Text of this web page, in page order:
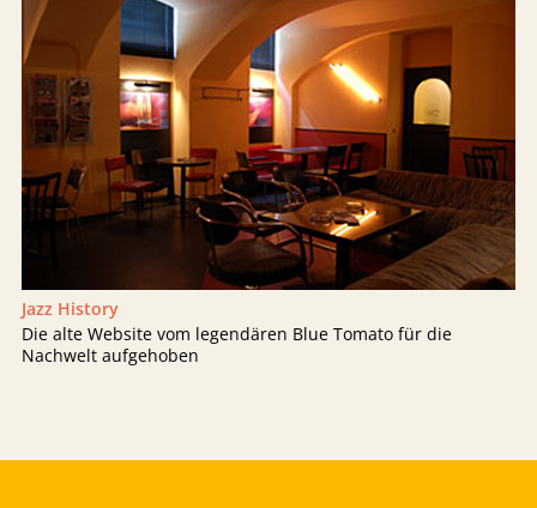
Jazz History
Die alte Website vom legendären Blue Tomato für die
Nachwelt aufgehoben